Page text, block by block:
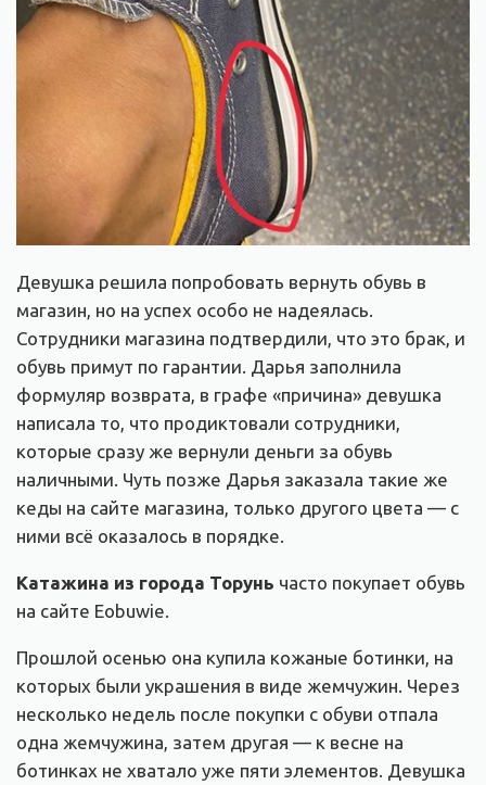
Девушка решила попробовать вернуть обувь в
магазин, но на успех особо не надеялась.
Сотрудники магазина подтвердили, что это брак, и
обувь примут по гарантии. Дарья заполнила
формуляр возврата, в графе «причина» девушка
написала то, что продиктовали сотрудники,
которые сразу же вернули деньги за обувь
наличными. Чуть позже Дарья заказала такие же
кеды на сайте магазина, только другого цвета — с
ними всё оказалось в порядке.
Катажина из города Торунь часто покупает обувь
на сайте Eobuwie.
Прошлой осенью она купила кожаные ботинки, на
которых были украшения в виде жемчужин. Через
несколько недель после покупки с обуви отпала
одна жемчужина, затем другая — к весне на
ботинках не хватало уже пяти элементов. Девушка